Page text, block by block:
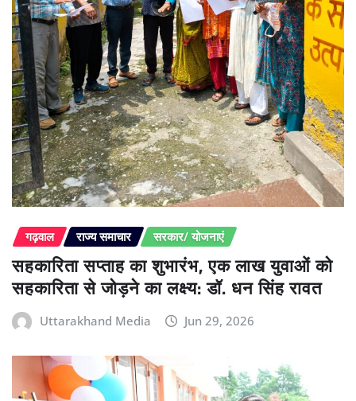
गढ़वाल राज्य समाचार सरकार/ योजनाएं
सहकारिता सप्ताह का शुभारंभ, एक लाख युवाओं को
सहकारिता से जोड़ने का लक्ष्य: डॉ. धन सिंह रावत
Uttarakhand Media Jun 29, 2026